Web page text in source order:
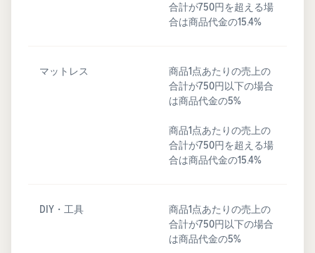
合計が750円を超える場
合は商品代金の15.4%
マットレス
商品1点あたりの売上の
合計が750円以下の場合
は商品代金の5%
商品1点あたりの売上の
合計が750円を超える場
合は商品代金の15.4%
DIY・工具
商品1点あたりの売上の
合計が750円以下の場合
は商品代金の5%